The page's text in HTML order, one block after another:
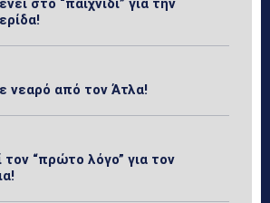
νεαρό από τον Άτλα!
τον “πρώτο λόγο” για τον